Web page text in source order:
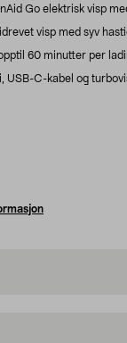
Go elektrisk visp
visp med syv
60 minutter per
USB-C-kabel og